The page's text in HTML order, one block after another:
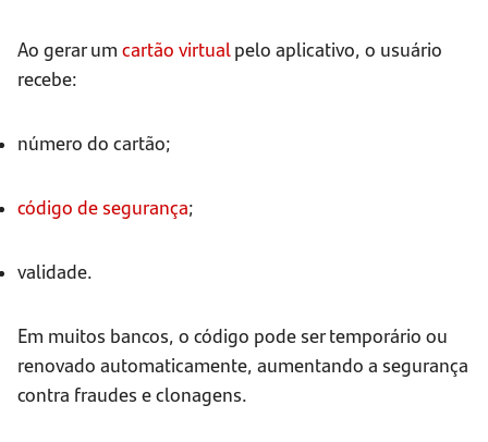
Ao gerar um cartão virtualpelo aplicativo, o usuário
recebe:
número do cartão;
código de segurança;
validade.
Em muitos bancos, o código pode ser temporário ou
renovado automaticamente, aumentando a segurança
contra fraudes e clonagens.